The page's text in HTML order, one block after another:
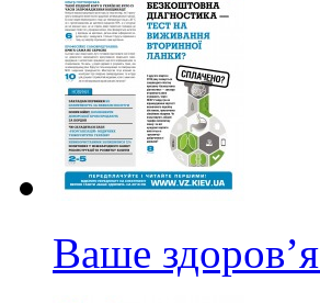
Ваше здоров’я